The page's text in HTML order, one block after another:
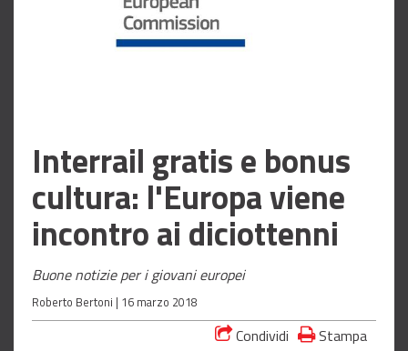
Interrail gratis e bonus
cultura: l'Europa viene
incontro ai diciottenni
Buone notizie per i giovani europei
Roberto Bertoni | 16 marzo 2018
Condividi
Stampa